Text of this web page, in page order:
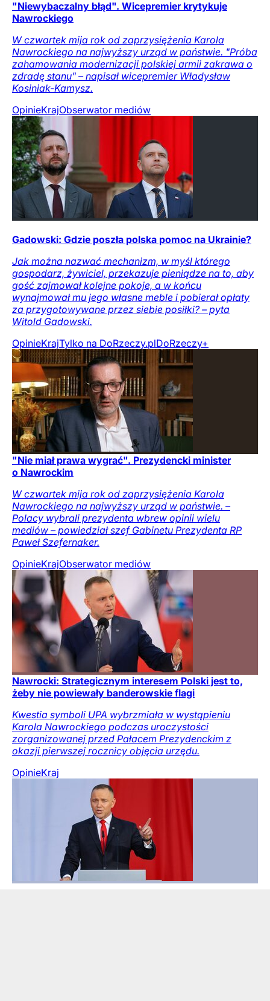
"Niewybaczalny błąd". Wicepremier krytykuje
Nawrockiego
W czwartek mija rok od zaprzysiężenia Karola
Nawrockiego na najwyższy urząd w państwie. "Próba
zahamowania modernizacji polskiej armii zakrawa o
zdradę stanu" – napisał wicepremier Władysław
Kosiniak-Kamysz.
OpinieKrajObserwator mediów
Gadowski: Gdzie poszła polska pomoc na Ukrainie?
Jak można nazwać mechanizm, w myśl którego
gospodarz, żywiciel, przekazuje pieniądze na to, aby
gość zajmował kolejne pokoje, a w końcu
wynajmował mu jego własne meble i pobierał opłaty
za przygotowywane przez siebie posiłki? – pyta
Witold Gadowski.
OpinieKrajTylko na DoRzeczy.plDoRzeczy+
"Nie miał prawa wygrać". Prezydencki minister
o Nawrockim
W czwartek mija rok od zaprzysiężenia Karola
Nawrockiego na najwyższy urząd w państwie. –
Polacy wybrali prezydenta wbrew opinii wielu
mediów – powiedział szef Gabinetu Prezydenta RP
Paweł Szefernaker.
OpinieKrajObserwator mediów
Nawrocki: Strategicznym interesem Polski jest to,
żeby nie powiewały banderowskie flagi
Kwestia symboli UPA wybrzmiała w wystąpieniu
Karola Nawrockiego podczas uroczystości
zorganizowanej przed Pałacem Prezydenckim z
okazji pierwszej rocznicy objęcia urzędu.
OpinieKraj